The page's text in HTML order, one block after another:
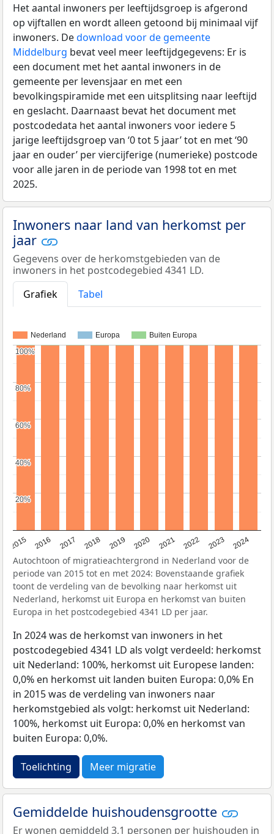
Het aantal inwoners per leeftijdsgroep is afgerond
op vijftallen en wordt alleen getoond bij minimaal vijf
inwoners. Dedownload voor de gemeente
Middelburg bevat veel meer leeftijdgegevens: Er is
een document met het aantal inwoners in de
gemeente per levensjaar en met een
bevolkingspiramide met een uitsplitsing naar leeftijd
en geslacht. Daarnaast bevat het document met
postcodedata het aantal inwoners voor iedere 5
jarige leeftijdsgroep van ‘0 tot 5 jaar’ tot en met ‘90
jaar en ouder’ per viercijferige (numerieke) postcode
voor alle jaren in de periode van 1998 tot en met
2025.
Inwoners naar land van herkomst per
jaar
Gegevens over de herkomstgebieden van de
inwoners in het postcodegebied 4341 LD.
Grafiek
Tabel
Nederland Europa Buiten Europa
2015 2016 2017 2018 2019 2020 2021 2022 2023 2024
20%
20%
40%
40%
60%
60%
80%
80%
100%
100%
Autochtoon of migratieachtergrond in Nederland voor de
periode van 2015 tot en met 2024: Bovenstaande grafiek
toont de verdeling van de bevolking naar herkomst uit
Nederland, herkomst uit Europa en herkomst van buiten
Europa in het postcodegebied 4341 LD per jaar.
In 2024 was de herkomst van inwoners in het
postcodegebied 4341 LD als volgt verdeeld: herkomst
uit Nederland: 100%, herkomst uit Europese landen:
0,0% en herkomst uit landen buiten Europa: 0,0% En
in 2015 was de verdeling van inwoners naar
herkomstgebied als volgt: herkomst uit Nederland:
100%, herkomst uit Europa: 0,0% en herkomst van
buiten Europa: 0,0%.
Toelichting Meer migratie
Gemiddelde huishoudensgrootte
Er wonen gemiddeld 3,1 personen per huishouden in